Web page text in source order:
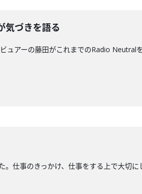
気づきを語る
アーの藤田がこれまでのRadio Neutral
仕事のきっかけ、仕事をする上で大切